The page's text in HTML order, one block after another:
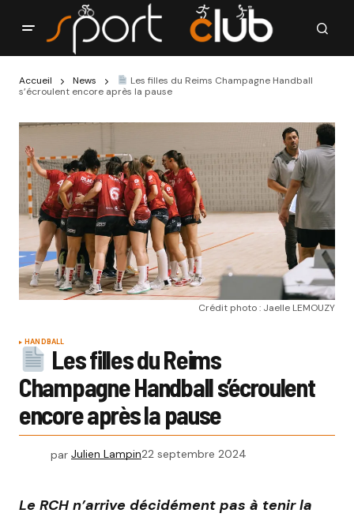
Accueil News
Les filles du Reims Champagne Handball
s’écroulent encore après la pause
Crédit photo : Jaelle LEMOUZY
HANDBALL
Les filles du Reims
Champagne Handball s’écroulent
encore après la pause
par Julien Lampin22 septembre 2024
Le RCH n’arrive décidément pas à tenir la